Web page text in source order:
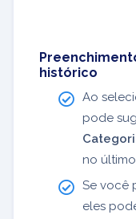
histórico
Ao
pode
no
Se você
eles